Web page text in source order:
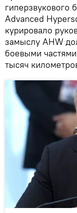
гиперзвукового
Advanced
курировало
замыслу AHW
боевыми
тысяч